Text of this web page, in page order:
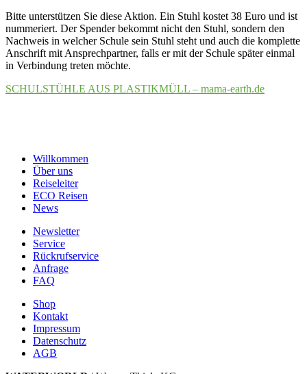
Bitte unterstützen Sie diese Aktion. Ein Stuhl kostet 38 Euro und ist
nummeriert. Der Spender bekommt nicht den Stuhl, sondern den
Nachweis in welcher Schule sein Stuhl steht und auch die komplette
Anschrift mit Ansprechpartner, falls er mit der Schule später einmal
in Verbindung treten möchte.
SCHULSTÜHLE AUS PLASTIKMÜLL – mama-earth.de
Willkommen
Über uns
Reiseleiter
ECO Reisen
News
Newsletter
Service
Rückrufservice
Anfrage
FAQ
Shop
Kontakt
Impressum
Datenschutz
AGB